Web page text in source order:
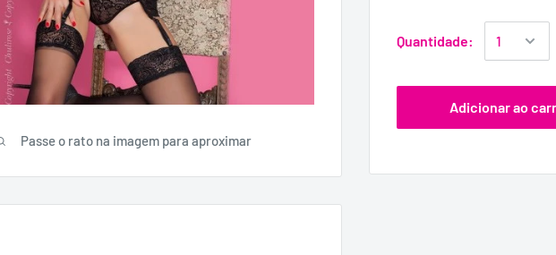
Passe o rato na imagem para aproximar
Quantidade:
Adicionar ao